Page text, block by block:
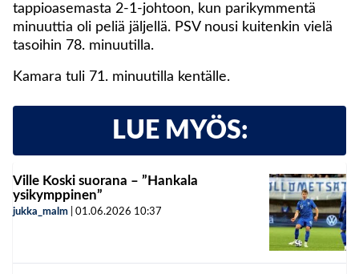
tappioasemasta 2-1-johtoon, kun parikymmentä
minuuttia oli peliä jäljellä. PSV nousi kuitenkin vielä
tasoihin 78. minuutilla.
Kamara tuli 71. minuutilla kentälle.
LUE MYÖS:
Ville Koski suorana – ”Hankala
ysikymppinen”
jukka_malm 01.06.2026 10:37